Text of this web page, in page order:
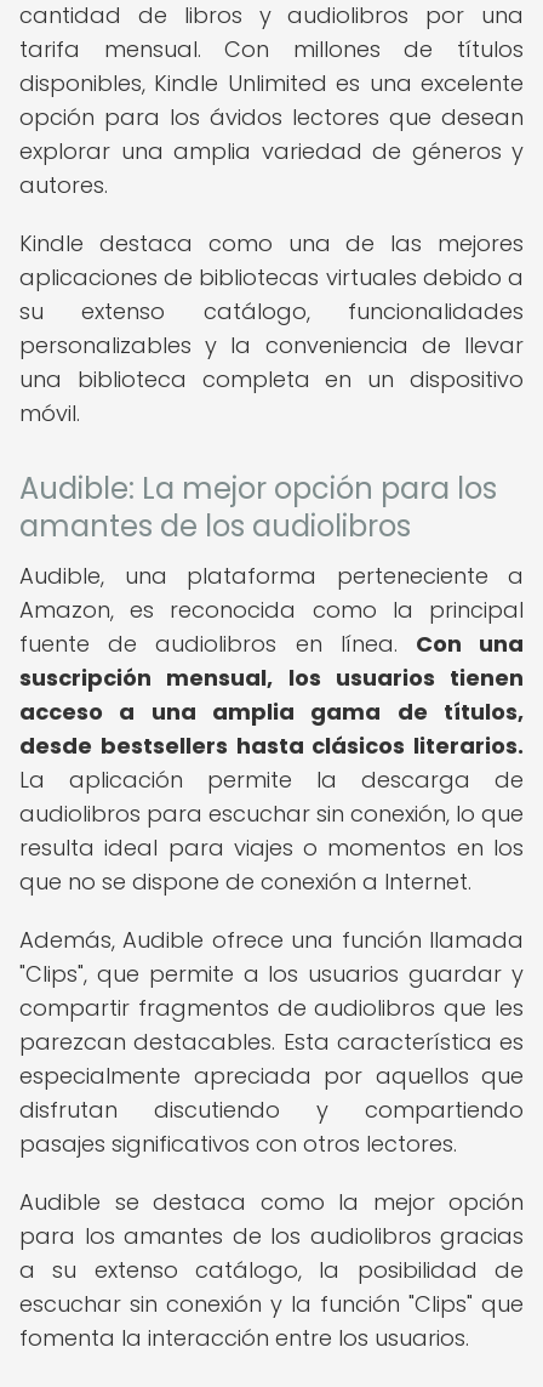
cantidad de libros y audiolibros por una
tarifa mensual. Con millones de títulos
disponibles, Kindle Unlimited es una excelente
opción para los ávidos lectores que desean
explorar una amplia variedad de géneros y
autores.
Kindle destaca como una de las mejores
aplicaciones de bibliotecas virtuales debido a
su extenso catálogo, funcionalidades
personalizables y la conveniencia de llevar
una biblioteca completa en un dispositivo
móvil.
Audible: La mejor opción para los
amantes de los audiolibros
Audible, una plataforma perteneciente a
Amazon, es reconocida como la principal
fuente de audiolibros en línea. Con una
suscripción mensual, los usuarios tienen
acceso a una amplia gama de títulos,
desde bestsellers hasta clásicos literarios.
La aplicación permite la descarga de
audiolibros para escuchar sin conexión, lo que
resulta ideal para viajes o momentos en los
que no se dispone de conexión a Internet.
Además, Audible ofrece una función llamada
"Clips", que permite a los usuarios guardar y
compartir fragmentos de audiolibros que les
parezcan destacables. Esta característica es
especialmente apreciada por aquellos que
disfrutan discutiendo y compartiendo
pasajes significativos con otros lectores.
Audible se destaca como la mejor opción
para los amantes de los audiolibros gracias
a su extenso catálogo, la posibilidad de
escuchar sin conexión y la función "Clips" que
fomenta la interacción entre los usuarios.